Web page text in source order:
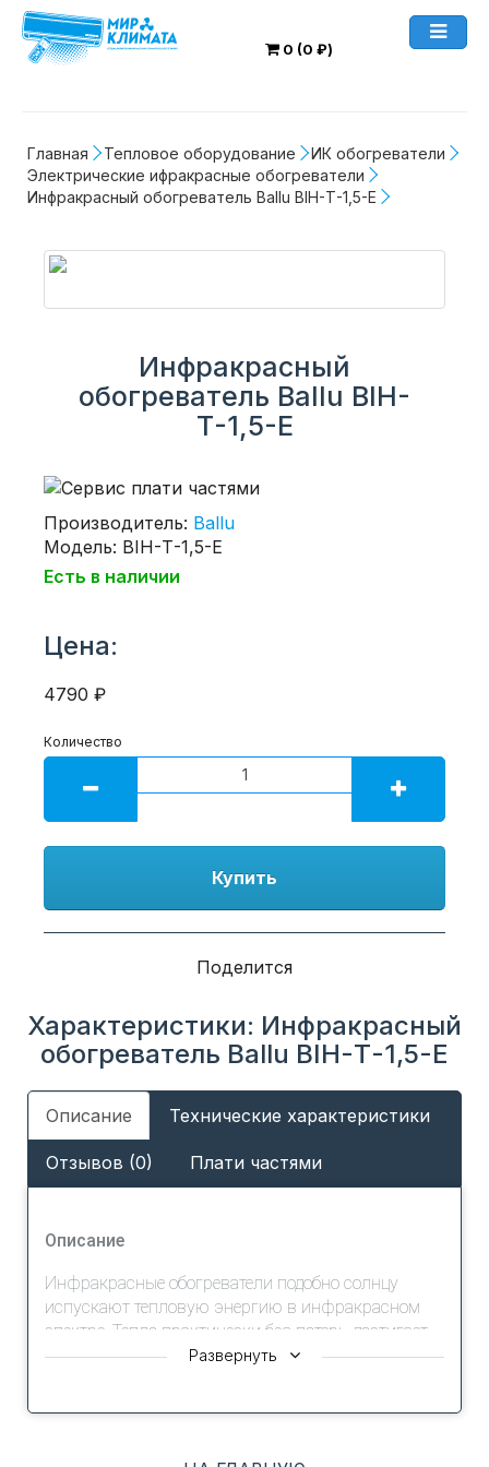
0 (0 ₽)
Главная Тепловое оборудование
ИК обогреватели
Электрические ифракрасные обогреватели
Инфракрасный обогреватель Ballu BIH-Т-1,5-E
Инфракрасный
обогреватель Ballu BIH-
Т-1,5-E
Производитель: Ballu
Модель: BIH-Т-1,5-E
Есть в наличии
Цена:
4790 ₽
Количество
Купить
Поделится
Характеристики: Инфракрасный
обогреватель Ballu BIH-Т-1,5-E
Описание Технические характеристики
Отзывов (0) Плати частями
Описание
Инфракрасные обогреватели подобно солнцу
испускают тепловую энергию в инфракрасном
спектре. Тепло практически без потерь достигает
обогреваемых поверхностей (пол, стены, мебель),
Развернуть